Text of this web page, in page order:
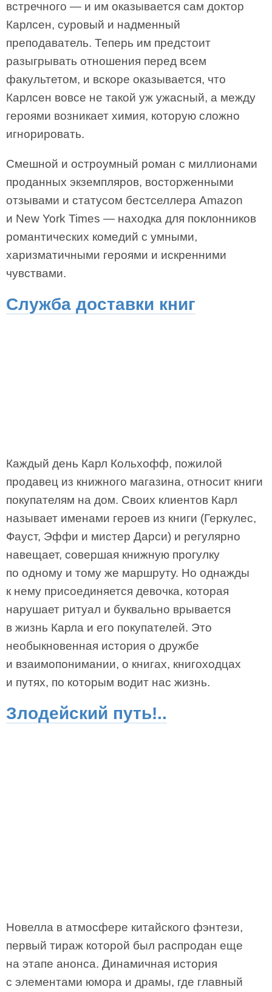
встречного — и им оказывается сам доктор
Карлсен, суровый и надменный
преподаватель. Теперь им предстоит
разыгрывать отношения перед всем
факультетом, и вскоре оказывается, что
Карлсен вовсе не такой уж ужасный, а между
героями возникает химия, которую сложно
игнорировать.
Смешной и остроумный роман с миллионами
проданных экземпляров, восторженными
отзывами и статусом бестселлера Amazon
и New York Times — находка для поклонников
романтических комедий с умными,
харизматичными героями и искренними
чувствами.
Служба доставки книг
Каждый день Карл Кольхофф, пожилой
продавец из книжного магазина, относит книги
покупателям на дом. Своих клиентов Карл
называет именами героев из книги (Геркулес,
Фауст, Эффи и мистер Дарси) и регулярно
навещает, совершая книжную прогулку
по одному и тому же маршруту. Но однажды
к нему присоединяется девочка, которая
нарушает ритуал и буквально врывается
в жизнь Карла и его покупателей. Это
необыкновенная история о дружбе
и взаимопонимании, о книгах, книгоходцах
и путях, по которым водит нас жизнь.
Злодейский путь!..
Новелла в атмосфере китайского фэнтези,
первый тираж которой был распродан еще
на этапе анонса. Динамичная история
с элементами юмора и драмы, где главный